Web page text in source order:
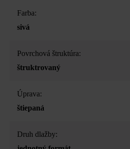
Farba:
sivá
Povrchová štruktúra:
štruktrovaný
Úprava:
štiepaná
Druh dlažby: